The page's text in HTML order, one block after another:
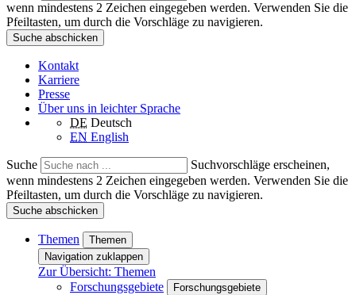
wenn mindestens 2 Zeichen eingegeben werden. Verwenden Sie die
Pfeiltasten, um durch die Vorschläge zu navigieren.
Suche abschicken
Kontakt
Karriere
Presse
Über uns in leichter Sprache
DE Deutsch
EN English
Suche
Suchvorschläge erscheinen,
wenn mindestens 2 Zeichen eingegeben werden. Verwenden Sie die
Pfeiltasten, um durch die Vorschläge zu navigieren.
Suche abschicken
Themen
Themen
Navigation zuklappen
Zur Übersicht: Themen
Forschungsgebiete
Forschungsgebiete